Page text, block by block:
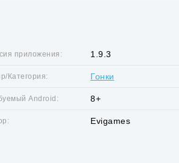
приложения: 1.9.3
Категория: Гонки
Android: 8+
Evigames